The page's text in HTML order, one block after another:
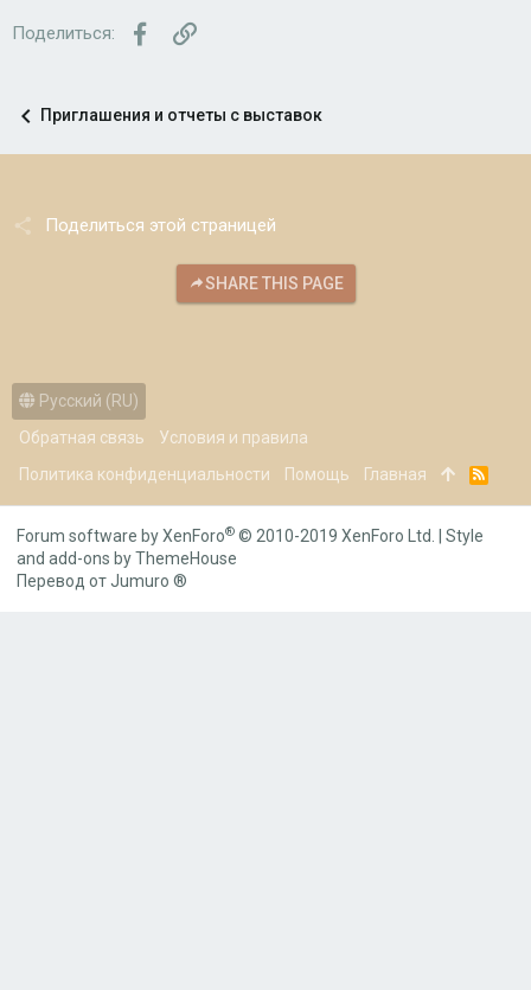
Поделиться: FacebookСсылка
Приглашения и отчеты с выставок
Поделиться этой страницей
SHARE THIS PAGE
Русский (RU)
Обратная связь
Условия и правила
Политика конфиденциальности
Помощь Главная
R
S
Forum software by XenForo® © 2010-2019 XenForo Ltd.
Style
and add-ons by ThemeHouse
Перевод от Jumuro ®